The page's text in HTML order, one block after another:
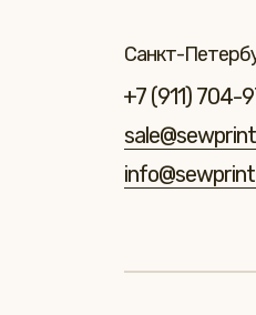
Санкт-
+7 (911) 704-